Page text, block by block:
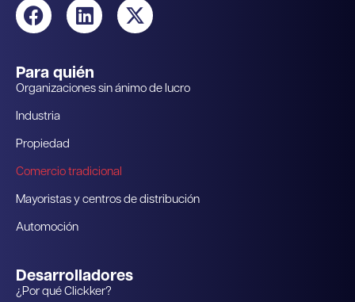
Para quién
Organizaciones sin ánimo de lucro
Industria
Propiedad
Comercio tradicional
Mayoristas y centros de distribución
Automoción
Desarrolladores
¿Por qué Clickker?